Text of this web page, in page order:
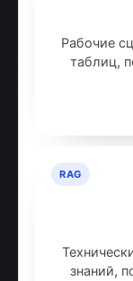
Рабочие
таблиц,
RAG
знаний,